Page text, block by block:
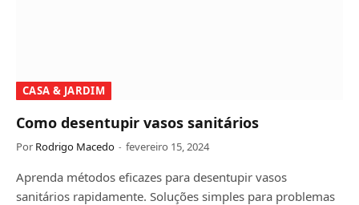
CASA & JARDIM
Como desentupir vasos sanitários
Por Rodrigo Macedo fevereiro 15, 2024
Aprenda métodos eficazes para desentupir vasos
sanitários rapidamente. Soluções simples para problemas